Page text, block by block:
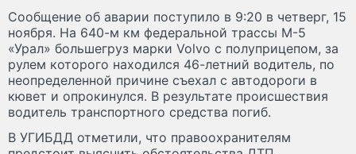
Сообщение об аварии поступило в 9:20 в четверг, 15
ноября. На 640-м км федеральной трассы М-5
«Урал» большегруз марки Volvo с полуприцепом, за
рулем которого находился 46-летний водитель, по
неопределенной причине съехал с автодороги в
кювет и опрокинулся. В результате происшествия
водитель транспортного средства погиб.
В УГИБДД отметили, что правоохранителям